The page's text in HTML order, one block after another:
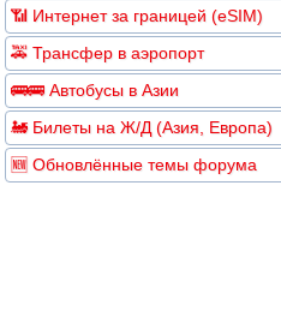
📶 Интернет за границей (eSIM)
🚕 Трансфер в аэропорт
🚌🚌 Автобусы в Азии
🚂 Билеты на Ж/Д (Азия, Европа)
🆕 Обновлённые темы форума